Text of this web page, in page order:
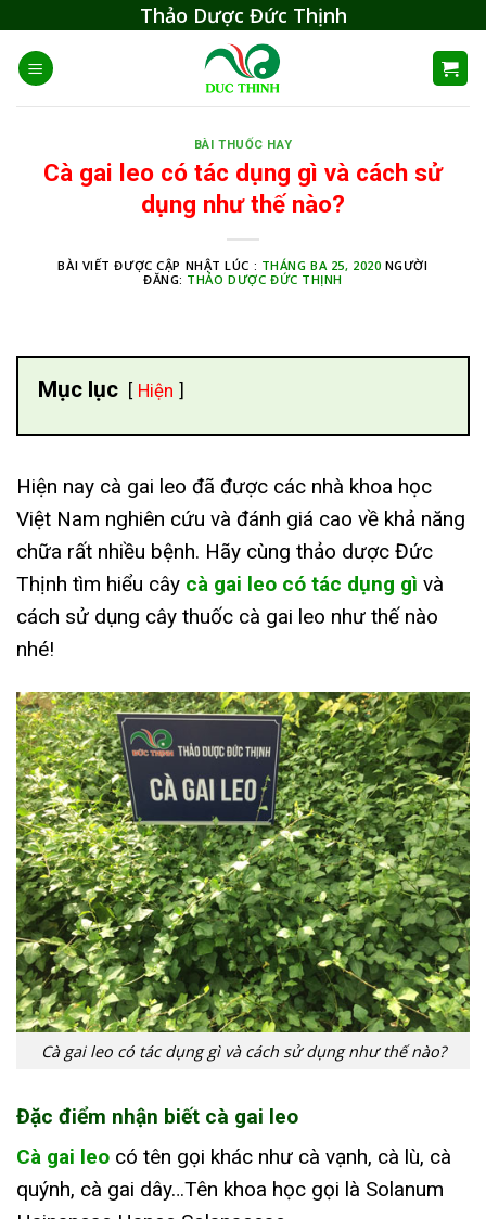
content
Thảo Dược Đức Thịnh
BÀI THUỐC HAY
Cà gai leo có tác dụng gì và cách sử
dụng như thế nào?
BÀI VIẾT ĐƯỢC CẬP NHẬT LÚC : THÁNG BA 25, 2020 NGƯỜI
ĐĂNG: THẢO DƯỢC ĐỨC THỊNH
Mục lục Hiện
Hiện nay cà gai leo đã được các nhà khoa học
Việt Nam nghiên cứu và đánh giá cao về khả năng
chữa rất nhiều bệnh. Hãy cùng thảo dược Đức
Thịnh tìm hiểu cây cà gai leo có tác dụng gì và
cách sử dụng cây thuốc cà gai leo như thế nào
nhé!
Cà gai leo có tác dụng gì và cách sử dụng như thế nào?
Đặc điểm nhận biết cà gai leo
Cà gai leo có tên gọi khác như cà vạnh, cà lù, cà
quýnh, cà gai dây…Tên khoa học gọi là Solanum